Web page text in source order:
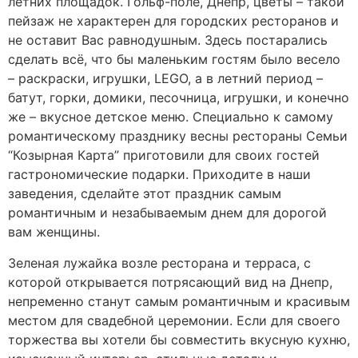
пейзаж не характерен для городских ресторанов и
не оставит Вас равнодушным. Здесь постарались
сделать всё, что бы маленьким гостям было весело
– раскраски, игрушки, LEGO, а в летний период –
батут, горки, домики, песочница, игрушки, и конечно
же – вкусное детское меню. Специально к самому
романтическому празднику весны рестораны Семьи
“Козырная Карта” приготовили для своих гостей
гастрономические подарки. Приходите в наши
заведения, сделайте этот праздник самым
романтичным и незабываемым днем ​​для дорогой
вам женщины.
Зеленая лужайка возле ресторана и терраса, с
которой открывается потрясающий вид на Днепр,
непременно станут самым романтичным и красивым
местом для свадебной церемонии. Если для своего
торжества вы хотели бы совместить вкусную кухню,